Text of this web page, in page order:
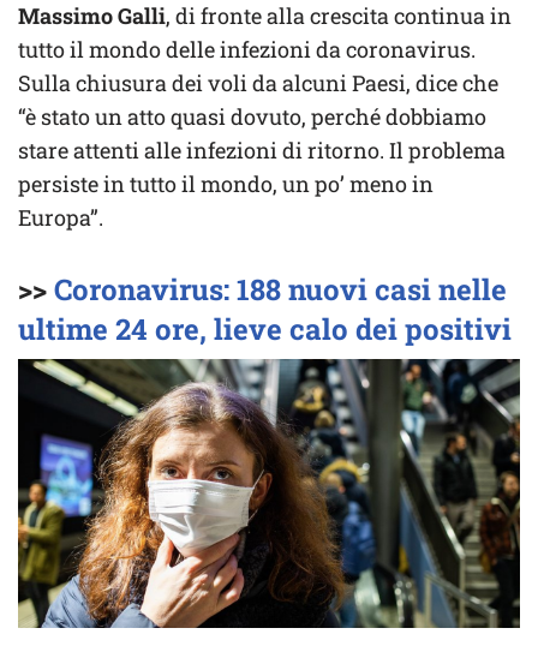
Massimo Galli, di fronte alla crescita continua in
tutto il mondo delle infezioni da coronavirus.
Sulla chiusura dei voli da alcuni Paesi, dice che
“è stato un atto quasi dovuto, perché dobbiamo
stare attenti alle infezioni di ritorno. Il problema
persiste in tutto il mondo, un po’ meno in
Europa”.
>>Coronavirus: 188 nuovi casi nelle
ultime 24 ore, lieve calo dei positivi